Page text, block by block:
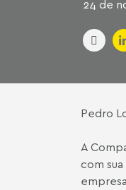
24 de
Pedro
A
com